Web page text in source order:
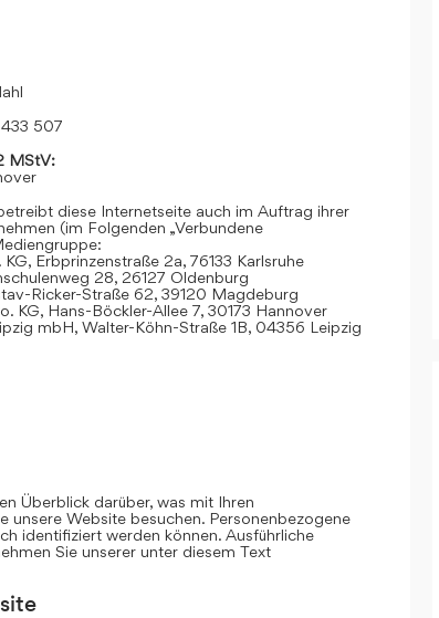
433 507
MStV:
diese Internetseite auch im Auftrag ihrer
(im Folgenden „Verbundene
Erbprinzenstraße 2a, 76133 Karlsruhe
28, 26127 Oldenburg
Ricker-Straße 62, 39120 Magdeburg
KG, Hans-Böckler-Allee 7, 30173 Hannover
mbH, Walter-Köhn-Straße 1B, 04356 Leipzig
Überblick darüber, was mit Ihren
unsere Website besuchen. Personenbezogene
identifiziert werden können. Ausführliche
Sie unserer unter diesem Text